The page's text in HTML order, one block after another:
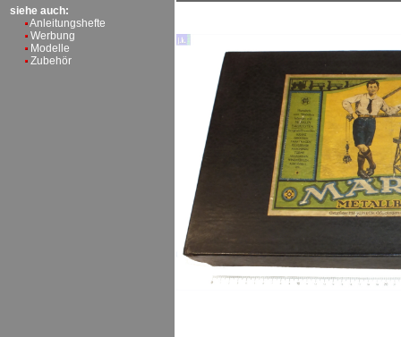
siehe auch:
Anleitungshefte
Werbung
Modelle
Zubehör